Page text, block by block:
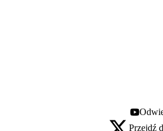
Youtube -
Przejdź